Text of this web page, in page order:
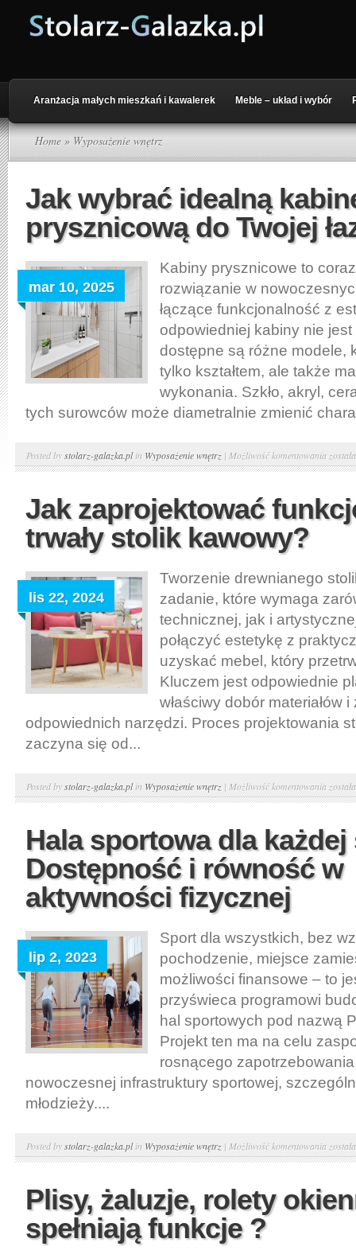
Aranżacja małych mieszkań i kawalerek Meble – układ i wybór
Home » Wyposażenie wnętrz
Jak wybrać idealną
prysznicową do Twojej
mar 10, 2025
Kabiny prysznicowe to
rozwiązanie w
łączące funkcjonalność z
odpowiedniej kabiny nie
dostępne są różne modele,
tylko kształtem, ale także
wykonania. Szkło, akryl,
tych surowców może diametralnie zmienić
Posted bystolarz-galazka.plin Wyposażenie wnętrz | Możliwość komentowania Jak
wybrać
kabinę
Jak zaprojektować
trwały stolik kawowy?
lis 22, 2024
Tworzenie drewnianego
zadanie, które wymaga
technicznej, jak i
połączyć estetykę z
uzyskać mebel, który
Kluczem jest odpowiednie
właściwy dobór materiałów
odpowiednich narzędzi. Proces projektowania
zaczyna się od...
Posted bystolarz-galazka.plin Wyposażenie wnętrz | Możliwość komentowania Jak
i
trwały
stolik
Hala sportowa dla każdej
Dostępność i równość w
aktywności fizycznej
lip 2, 2023
Sport dla wszystkich, bez
pochodzenie, miejsce
możliwości finansowe – to
przyświeca programowi
hal sportowych pod nazwą
Projekt ten ma na celu
rosnącego
nowoczesnej infrastruktury sportowej,
młodzieży....
Posted bystolarz-galazka.plin Wyposażenie wnętrz | Możliwość komentowania Hala
każdej
Plisy, żaluzje, rolety
spełniają funkcje ?